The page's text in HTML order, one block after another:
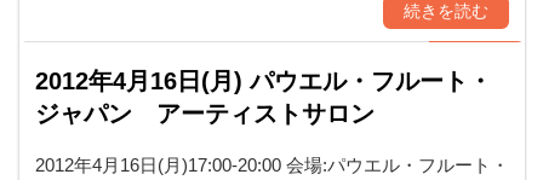
続きを読む
2012年4月16日(月) パウエル・フルート・
ジャパン アーティストサロン
2012年4月16日(月)17:00-20:00 会場:パウエル・フルート・